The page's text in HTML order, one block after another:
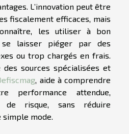
L’innovation peut être
fiscalement efficaces, mais
les utiliser à bon
laisser piéger par des
ou trop chargés en frais.
des sources spécialisées et
, aide à comprendre
performance attendue,
risque, sans réduire
simple mode.